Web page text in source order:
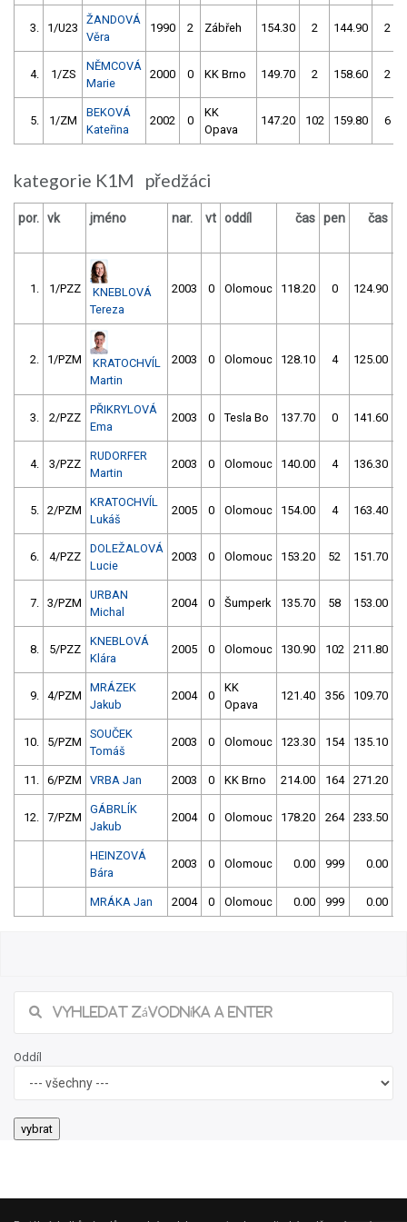
3. 1/U23
ŽANDOVÁ
Věra
1990 2 Zábřeh 154.30 2 144.90 2
4. 1/ZS
NĚMCOVÁ
Marie
2000 0 KK Brno 149.70 2 158.60 2
5. 1/ZM
BEKOVÁ
Kateřina
2002 0
KK
Opava
147.20 102 159.80 6
kategorie K1M předžáci
por. vk jméno nar. vt oddíl čas pen čas
1. 1/PZZ
KNEBLOVÁ
Tereza
2003 0 Olomouc 118.20 0 124.90
2. 1/PZM
KRATOCHVÍL
Martin
2003 0 Olomouc 128.10 4 125.00
3. 2/PZZ
PŘIKRYLOVÁ
Ema
2003 0 Tesla Bo 137.70 0 141.60
4. 3/PZZ
RUDORFER
Martin
2003 0 Olomouc 140.00 4 136.30
5. 2/PZM
KRATOCHVÍL
Lukáš
2005 0 Olomouc 154.00 4 163.40
6. 4/PZZ
DOLEŽALOVÁ
Lucie
2003 0 Olomouc 153.20 52 151.70
7. 3/PZM
URBAN
Michal
2004 0 Šumperk 135.70 58 153.00
8. 5/PZZ
KNEBLOVÁ
Klára
2005 0 Olomouc 130.90 102 211.80
9. 4/PZM
MRÁZEK
Jakub
2004 0
KK
Opava
121.40 356 109.70
10. 5/PZM
SOUČEK
Tomáš
2003 0 Olomouc 123.30 154 135.10
11. 6/PZM VRBA Jan 2003 0 KK Brno 214.00 164 271.20
12. 7/PZM
GÁBRLÍK
Jakub
2004 0 Olomouc 178.20 264 233.50
HEINZOVÁ
Bára
2003 0 Olomouc 0.00 999 0.00
MRÁKA Jan 2004 0 Olomouc 0.00 999 0.00
Oddíl